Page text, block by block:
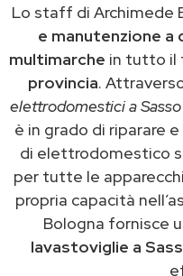
Lo staff di Archimede
e manutenzione a
multimarche in tutto il
provincia.
elettrodomestici a
è in grado di riparare
di elettrodomestico
per tutte le
propria capacità
Bologna fornisce
lavastoviglie a